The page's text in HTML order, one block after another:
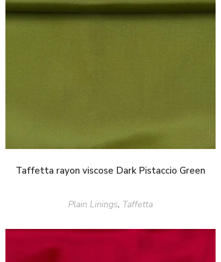
Taffetta rayon viscose Dark Pistaccio Green
Plain Linings, Taffetta